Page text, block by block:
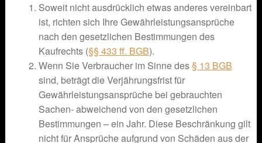
Soweit nicht ausdrücklich etwas anderes vereinbart
ist, richten sich Ihre Gewährleistungsansprüche
nach den gesetzlichen Bestimmungen des
Kaufrechts (§§ 433 ff. BGB).
Wenn Sie Verbraucher im Sinne des§ 13 BGB
sind, beträgt die Verjährungsfrist für
Gewährleistungsansprüche bei gebrauchten
Sachen- abweichend von den gesetzlichen
Bestimmungen – ein Jahr. Diese Beschränkung gilt
nicht für Ansprüche aufgrund von Schäden aus der